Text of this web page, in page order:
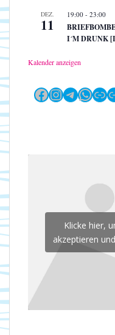
DEZ.
11
19:00 - 23:00
I´M DRUNK
Kalender anzeigen
Facebook
Klicke hier,
akzeptieren